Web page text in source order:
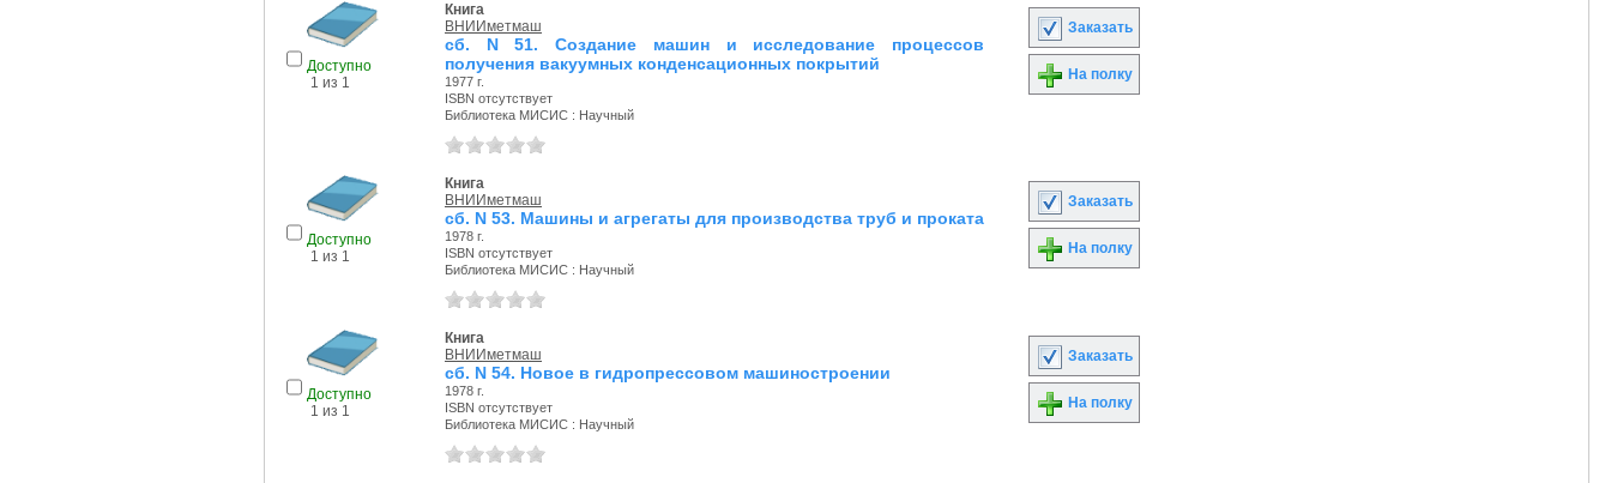
Доступно
1 из 1
Книга
ВНИИметмаш
сб. N 51. Создание машин и исследование процессов
получения вакуумных конденсационных покрытий
1977 г.
ISBN отсутствует
Библиотека МИСИС : Научный
Заказать
На полку
Доступно
1 из 1
Книга
ВНИИметмаш
сб. N 53. Машины и агрегаты для производства труб и проката
1978 г.
ISBN отсутствует
Библиотека МИСИС : Научный
Заказать
На полку
Доступно
1 из 1
Книга
ВНИИметмаш
сб. N 54. Новое в гидропрессовом машиностроении
1978 г.
ISBN отсутствует
Библиотека МИСИС : Научный
Заказать
На полку